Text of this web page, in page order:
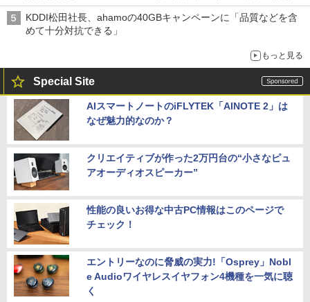
穴と楽天モバイルの課題
KDDI松田社長、ahamoの40GBキャンペーンに「品質などを含
めて十分対抗できる」
もっと見る
Special Site
AIスマートノートのiFLYTEK「AINOTE 2」は
なぜ魅力的なのか？
クリエイティブが作った2万円台の“小さなピュ
アオーディオスピーカー”
性能の良いお得な中古PC情報はこのページで
チェック！
エントリーなのに脅威の実力!「Osprey」Nobl
e Audioワイヤレスイヤフォン4機種を一気に聴
く